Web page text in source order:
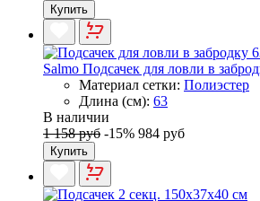
Купить
Salmo Подсачек для ловли в
Материал сетки: Полиэстер
Длина (см): 63
В наличии
1 158 руб -15% 984 руб
Купить